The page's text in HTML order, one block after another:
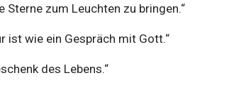
Sterne zum Leuchten zu bringen.“
ist wie ein Gespräch mit Gott.“
des Lebens.“